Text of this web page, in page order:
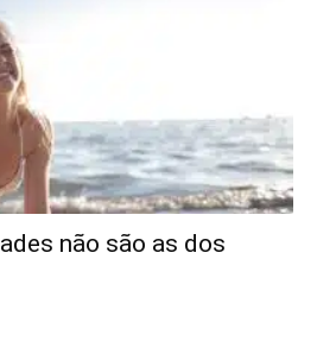
não são as dos